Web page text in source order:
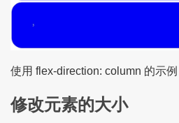
使用 flex-direction: column 的示例
修改元素的大小